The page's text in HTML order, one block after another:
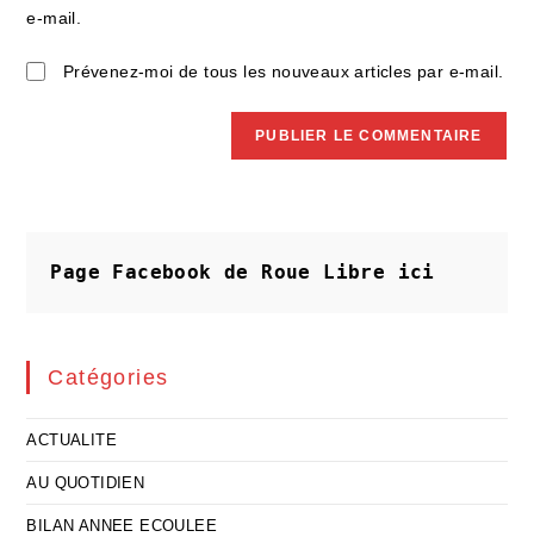
(facultatif)
e-mail.
Prévenez-moi de tous les nouveaux articles par e-mail.
Page Facebook de Roue Libre ici
Catégories
ACTUALITE
AU QUOTIDIEN
BILAN ANNEE ECOULEE